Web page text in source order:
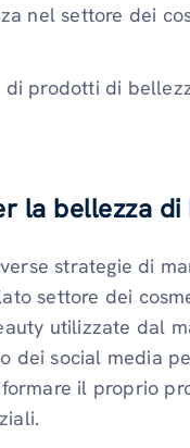
nel settore dei
di prodotti di
la bellezza di
strategie di
settore dei
utilizzate dal
dei social media
il proprio